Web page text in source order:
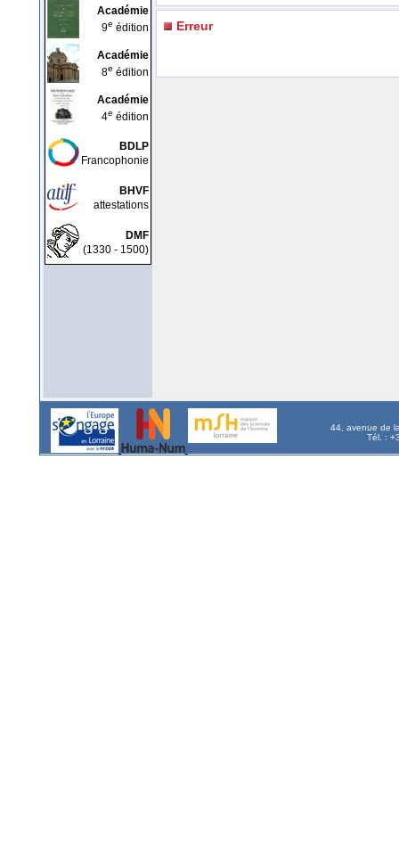
Académie
9e édition
Académie
8e édition
Académie
4e édition
BDLP
Francophonie
BHVF
attestations
DMF
(1330 - 1500)
Erreur
44, avenue de
Tél. :